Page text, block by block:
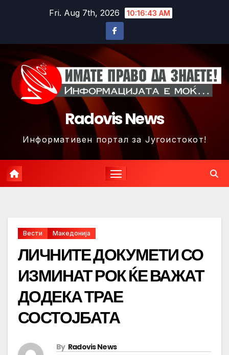
Fri. Aug 7th, 2026 10:16:46 AM
Radovis News
Информативен портал за Југоистокот!
Вести Македонија
ЛИЧНИТЕ ДОКУМЕТИ СО
ИЗМИНАТ РОК ЌЕ ВАЖАТ
ДОДЕКА ТРАЕ
СОСТОЈБАТА
By Radovis News